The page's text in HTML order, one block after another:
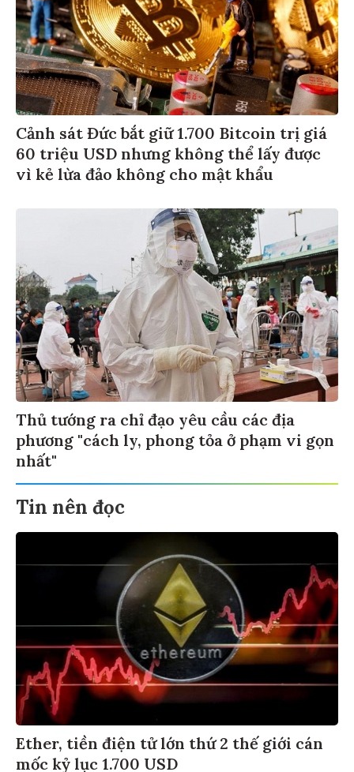
Cảnh sát Đức bắt giữ 1.700 Bitcoin trị giá
60 triệu USD nhưng không thể lấy được
vì kẻ lừa đảo không cho mật khẩu
Thủ tướng ra chỉ đạo yêu cầu các địa
phương "cách ly, phong tỏa ở phạm vi gọn
nhất"
Tin nên đọc
Ether, tiền điện tử lớn thứ 2 thế giới cán
mốc kỷ lục 1.700 USD